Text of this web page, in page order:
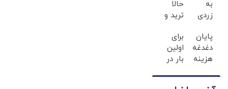
تحویل اسلحه
به آنان است
به
زردی
ها با
ژل
سفید
حالا
ترید و
کن و
500$بونوس
بگیر
پایان
دغدغه
هزینه
برای
اولین
بار در